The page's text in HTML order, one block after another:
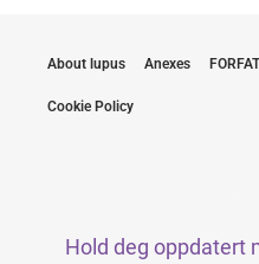
About lupus Anexes
Cookie Policy
Hold deg oppdatert